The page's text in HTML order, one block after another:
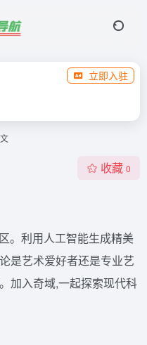
立即入驻
收藏 0
。利用人工智能生成精美
是艺术爱好者还是专业艺
加入奇域,一起探索现代科